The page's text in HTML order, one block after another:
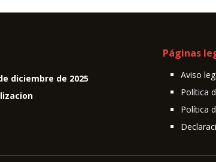
diciembre de 2025
Páginas
Aviso
Política
Política